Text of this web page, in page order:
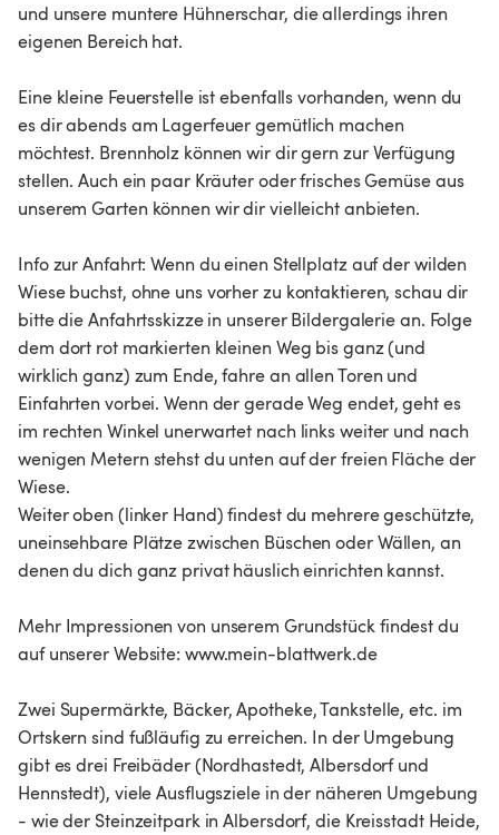
und unsere muntere Hühnerschar, die allerdings ihren
eigenen Bereich hat.
Eine kleine Feuerstelle ist ebenfalls vorhanden, wenn du
es dir abends am Lagerfeuer gemütlich machen
möchtest. Brennholz können wir dir gern zur Verfügung
stellen. Auch ein paar Kräuter oder frisches Gemüse aus
unserem Garten können wir dir vielleicht anbieten.
Info zur Anfahrt: Wenn du einen Stellplatz auf der wilden
Wiese buchst, ohne uns vorher zu kontaktieren, schau dir
bitte die Anfahrtsskizze in unserer Bildergalerie an. Folge
dem dort rot markierten kleinen Weg bis ganz (und
wirklich ganz) zum Ende, fahre an allen Toren und
Einfahrten vorbei. Wenn der gerade Weg endet, geht es
im rechten Winkel unerwartet nach links weiter und nach
wenigen Metern stehst du unten auf der freien Fläche der
Wiese.
Weiter oben (linker Hand) findest du mehrere geschützte,
uneinsehbare Plätze zwischen Büschen oder Wällen, an
denen du dich ganz privat häuslich einrichten kannst.
Mehr Impressionen von unserem Grundstück findest du
auf unserer Website: www.mein-blattwerk.de
Zwei Supermärkte, Bäcker, Apotheke, Tankstelle, etc. im
Ortskern sind fußläufig zu erreichen. In der Umgebung
gibt es drei Freibäder (Nordhastedt, Albersdorf und
Hennstedt), viele Ausflugsziele in der näheren Umgebung
- wie der Steinzeitpark in Albersdorf, die Kreisstadt Heide,